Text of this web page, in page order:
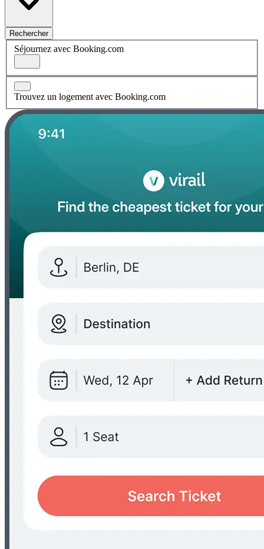
Rechercher
Séjournez avec Booking.com
Trouvez un logement avec Booking.com